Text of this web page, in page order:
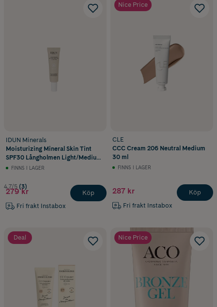
IDUN Minerals
Moisturizing Mineral Skin Tint
SPF30 Långholmen Light/Medium
Neutral 27 ml
FINNS I LAGER
4.7/5 (3)
279 kr
Fri frakt Instabox
Köp
Nice Price
CLE
CCC Cream 206 Neutral Medium
30 ml
FINNS I LAGER
287 kr
Fri frakt Instabox
Köp
Deal Nice Price